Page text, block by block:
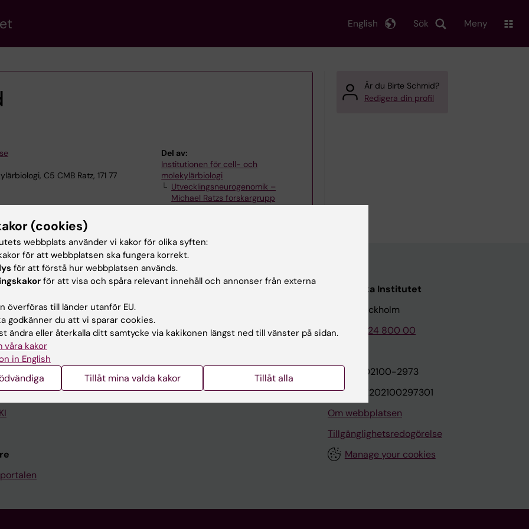
Sök
English Meny
C5 CMB Ratz, 171 77
Del av:
Institutionen för cell- och
molekylärbiologi
Utvecklingsneurogenomik –
Michael Ratzs forskargrupp
Är du Birte Schmid?
Redigera din profil
Stöd forskning och utbildning
Karolinska Institutet Innovation
Kontakta presstjänsten
Karolinska Institutet
171 77 Stockholm
Tel: 08-524 800 00
Org.nr: 202100-2973
VAT.nr: SE202100297301
Om webbplatsen
Tillgänglighetsredogörelse
Manage your cookies
(cookies)
webbplats använder vi kakor för olika syften:
för att webbplatsen ska fungera korrekt.
för att förstå hur webbplatsen används.
för att visa och spåra relevant innehåll och annonser från externa
överföras till länder utanför EU.
godkänner du att vi sparar cookies.
ändra eller återkalla ditt samtycke via kakikonen längst ned till vänster på sidan.
våra kakor
in English
Tillåt mina valda kakor Tillåt alla